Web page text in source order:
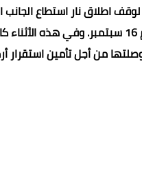
اطلاق نار استطاع الجانب
أذربيجان على الرضوخ لنظام وقف إطلاق النار
من أجل تأمين استقرار